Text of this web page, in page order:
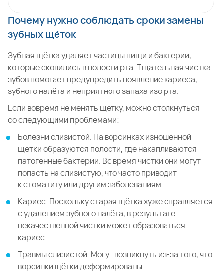
Почему нужно соблюдать сроки замены
зубных щёток
Зубная щётка удаляет частицы пищи и бактерии,
которые скопились в полости рта. Тщательная чистка
зубов помогает предупредить появление кариеса,
зубного налёта и неприятного запаха изо рта.
Если вовремя не менять щётку, можно столкнуться
со следующими проблемами:
Болезни слизистой. На ворсинках изношенной
щётки образуются полости, где накапливаются
патогенные бактерии. Во время чистки они могут
попасть на слизистую, что часто приводит
к стоматиту или другим заболеваниям.
Кариес. Поскольку старая щётка хуже справляется
с удалением зубного налёта, в результате
некачественной чистки может образоваться
кариес.
Травмы слизистой. Могут возникнуть из-за того, что
ворсинки щётки деформированы.